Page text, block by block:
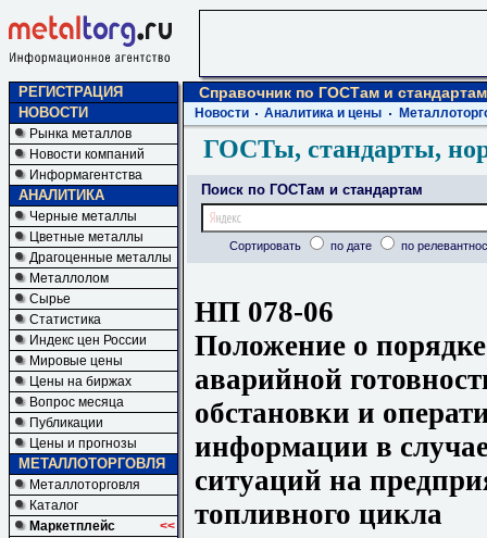
РЕГИСТРАЦИЯ
НОВОСТИ
Рынка металлов
Новости компаний
Информагентства
АНАЛИТИКА
Черные металлы
Цветные металлы
Драгоценные металлы
Металлолом
Сырье
Статистика
Индекс цен России
Мировые цены
Цены на биржах
Вопрос месяца
Публикации
Цены и прогнозы
МЕТАЛЛОТОРГОВЛЯ
Металлоторговля
Каталог
Маркетплейс
<<
Справочник по ГОСТам и стандартам
Новости Аналитика и цены
ГОСТы, стандарты,
Поиск по ГОСТам и стандартам
Сортировать по дате по
НП 078-06
Положение о
аварийной
обстановки и
информации в
ситуаций на
топливного цикла